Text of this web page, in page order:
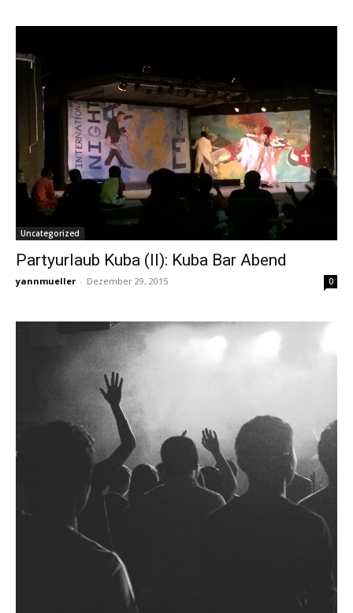
Uncategorized
Partyurlaub Kuba (II): Kuba Bar Abend
yannmueller - Dezember 29, 2015 0